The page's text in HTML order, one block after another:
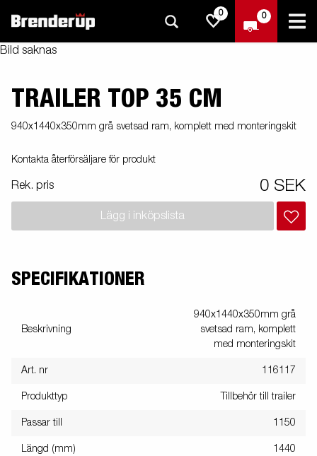
0 0
Bild saknas
TRAILER TOP 35 CM
940x1440x350mm grå svetsad ram, komplett med monteringskit
Kontakta återförsäljare för produkt
Rek. pris 0 SEK
Lägg i inköpslista
SPECIFIKATIONER
Beskrivning
940x1440x350mm grå
svetsad ram, komplett
med monteringskit
Art. nr 116117
Produkttyp Tillbehör till trailer
Passar till 1150
Längd (mm) 1440